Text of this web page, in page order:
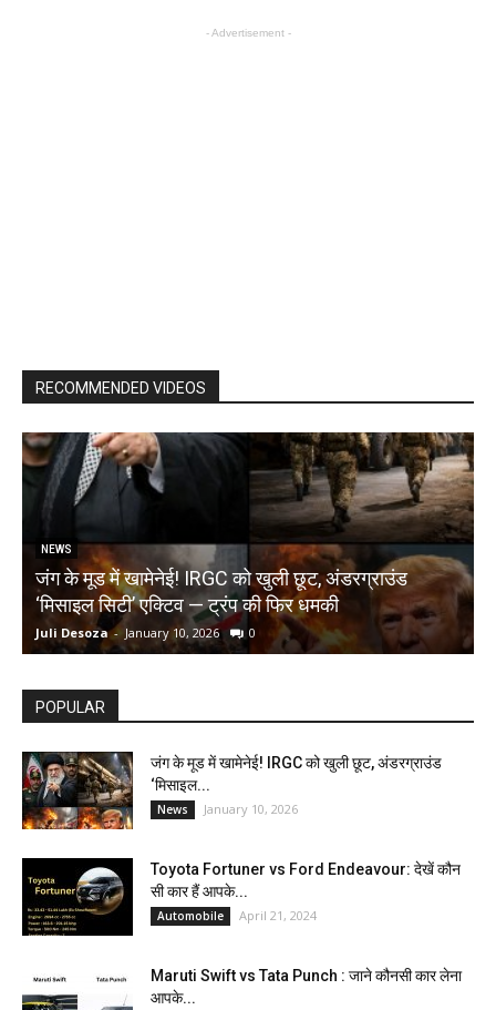
- Advertisement -
RECOMMENDED VIDEOS
NEWS
जंग के मूड में खामेनेई! IRGC को खुली छूट, अंडरग्राउंड
‘मिसाइल सिटी’ एक्टिव — ट्रंप की फिर धमकी
Juli Desoza - January 10, 2026 0
POPULAR
जंग के मूड में खामेनेई! IRGC को खुली छूट, अंडरग्राउंड
‘मिसाइल...
News January 10, 2026
Toyota Fortuner vs Ford Endeavour: देखें कौन
सी कार हैं आपके...
Automobile April 21, 2024
Maruti Swift vs Tata Punch : जाने कौनसी कार लेना
आपके...